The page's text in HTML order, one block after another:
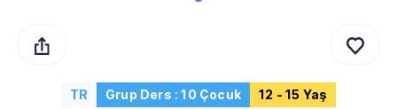
TR Grup Ders : 10 Çocuk 12 - 15 Yaş